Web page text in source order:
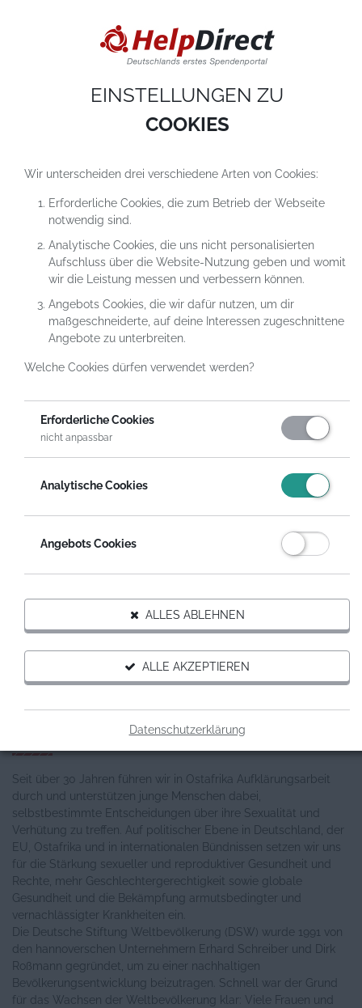
Cookies sind kleine Textdateien, die auf einem Computer heruntergeladen
sobald du unsere Website nutzt. Cookies setzen wir hauptsächlich dazu ein,
du unser Angebot richtig nutzen kannst. Mehr erfährst du in
SPENDEN MIT SPENDENGUTSCHEIN
Seit über 30 Jahren führen wir in Ostafrika Aufklärungsarbeit
durch und unterstützen junge Menschen dabei,
selbstbestimmte Entscheidungen über ihre Sexualität und
Verhütung zu treffen. Auf politischer Ebene in Deutschland, der
EU, Ostafrika und in internationalen Bündnissen setzen wir uns
für die Stärkung sexueller und reproduktiver Gesundheit und
Rechte, mehr Geschlechtergerechtigkeit sowie globale
Gesundheit und die Bekämpfung armutsbedingter und
vernachlässigter Krankheiten ein.
Die Deutsche Stiftung Weltbevölkerung (DSW) wurde 1991 von
den hannoverschen Unternehmern Erhard Schreiber und Dirk
Roßmann gegründet, um zu einer nachhaltigen
Bevölkerungsentwicklung beizutragen. Schnell war der Grund
für das Wachsen der Weltbevölkerung klar: Viele Frauen und
EINSTELLUNGEN ZU
COOKIES
Wir unterscheiden drei verschiedene Arten von Cookies:
Erforderliche Cookies, die zum Betrieb der Webseite
notwendig sind.
Analytische Cookies, die uns nicht personalisierten
Aufschluss über die Website-Nutzung geben und womit
wir die Leistung messen und verbessern können.
Angebots Cookies, die wir dafür nutzen, um dir
maßgeschneiderte, auf deine Interessen zugeschnittene
Angebote zu unterbreiten.
Welche Cookies dürfen verwendet werden?
Erforderliche Cookies
nicht anpassbar
Analytische Cookies
Angebots Cookies
ALLES ABLEHNEN
ALLE AKZEPTIEREN
Datenschutzerklärung